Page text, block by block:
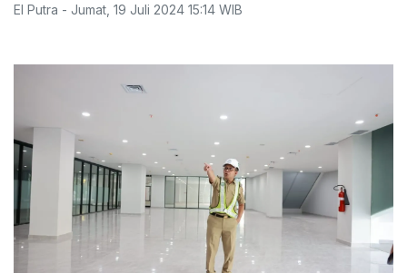
El Putra - Jumat 19 Juli 2024 15:14 WIB